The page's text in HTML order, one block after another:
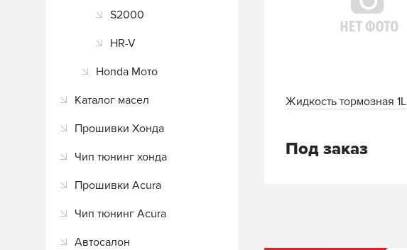
S2000
HR-V
Honda Мото
Каталог масел
Прошивки Хонда
Чип тюнинг хонда
Прошивки Acura
Чип тюнинг Acura
Автосалон
Жидкость тормозная 1L
Под заказ